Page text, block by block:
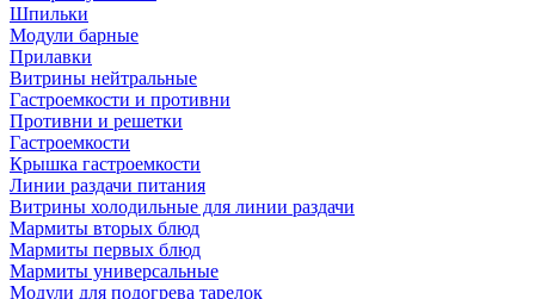
Шпильки
Модули барные
Прилавки
Витрины нейтральные
Гастроемкости и противни
Противни и решетки
Гастроемкости
Крышка гастроемкости
Линии раздачи питания
Витрины холодильные для линии раздачи
Мармиты вторых блюд
Мармиты первых блюд
Мармиты универсальные
Модули для подогрева тарелок